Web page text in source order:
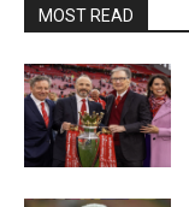
MOST READ